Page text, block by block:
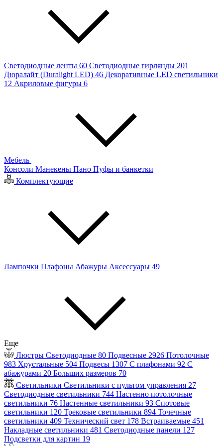
Светодиодные ленты 60 Светодиодные гирлянды 201
Дюралайт (Duralight LED) 46 Декоративные LED светильники
12 Акриловые фигуры 6
Мебель
Консоли Манекены Пано Пуфы и банкетки
Комплектующие
Лампочки Плафоны Абажуры Аксессуары 49
Еще
Люстры Светодиодные 80 Подвесные 2926 Потолочные
983 Хрустальные 504 Подвесы 1307 С плафонами 92 С
абажурами 20 Больших размеров 70
Светильники Светильники с пультом управления 27
Светодиодные светильники 744 Настенно потолочные
светильники 76 Настенные светильники 93 Спотовые
светильники 120 Трековые светильники 894 Точечные
светильники 409 Технический свет 178 Встраиваемые 451
Накладные светильники 481 Светодиодные панели 127
Подсветки для картин 19